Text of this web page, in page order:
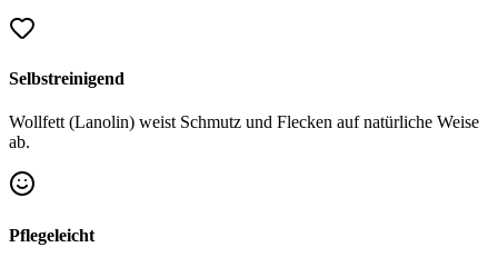
Selbstreinigend
Wollfett (Lanolin) weist Schmutz und Flecken auf natürliche Weise
ab.
Pflegeleicht